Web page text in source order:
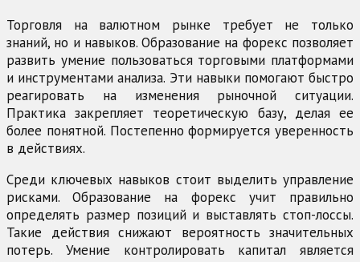
Торговля на валютном рынке требует не только
знаний, но и навыков. Образование на форекс позволяет
развить умение пользоваться торговыми платформами
и инструментами анализа. Эти навыки помогают быстро
реагировать на изменения рыночной ситуации.
Практика закрепляет теоретическую базу, делая ее
более понятной. Постепенно формируется уверенность
в действиях.
Среди ключевых навыков стоит выделить управление
рисками. Образование на форекс учит правильно
определять размер позиций и выставлять стоп-лоссы.
Такие действия снижают вероятность значительных
потерь. Умение контролировать капитал является